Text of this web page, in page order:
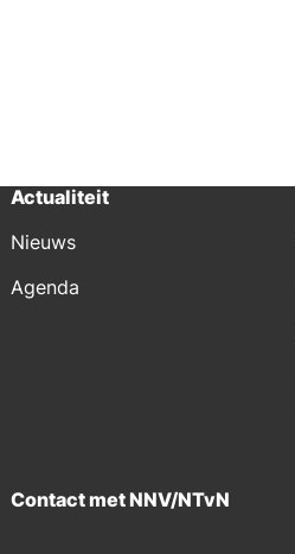
Actualiteit
Nieuws
Agenda
Contact met NNV/NTvN